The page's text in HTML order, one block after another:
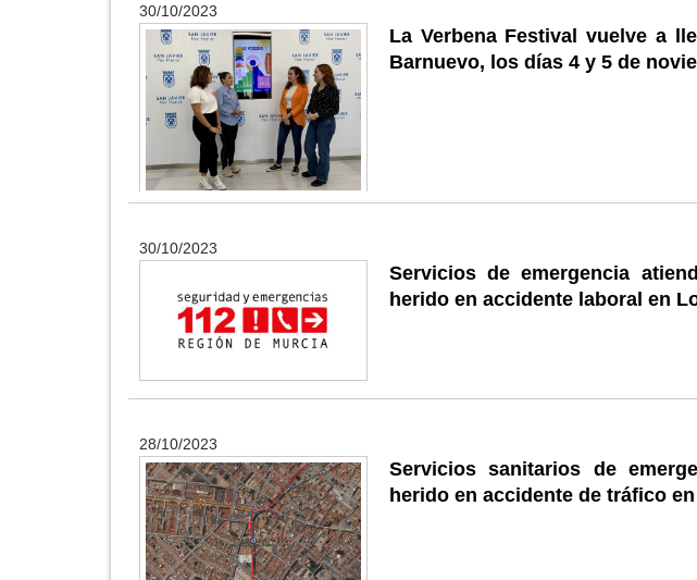
30/10/2023
La Verbena Festival vuelve a
Barnuevo, los días 4 y 5 de
30/10/2023
Servicios de emergencia
herido en accidente laboral en
28/10/2023
Servicios sanitarios de
herido en accidente de tráfico